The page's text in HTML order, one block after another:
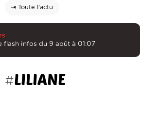
⇥ Toute l'actu
flash infos du 9 août à 01:07
#LILIANE